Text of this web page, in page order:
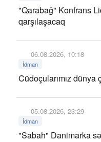
"Qarabağ" Konfrans
qarşılaşacaq
06.08.2026, 10:18
İdman
Cüdoçularımız
05.08.2026, 23:29
İdman
"Sabah" Danimarka